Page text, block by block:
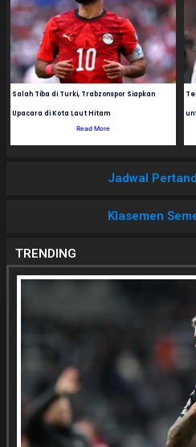
Salah Tiba di Turki, Trabzonspor Siapkan
Upacara di Kota Laut Hitam
Read More
Jadwal
Klasemen
TRENDING